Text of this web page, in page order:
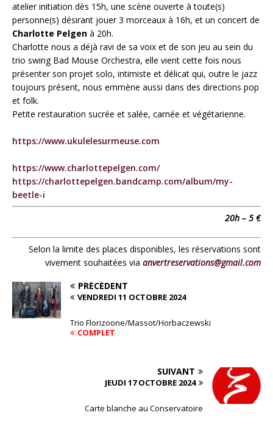
atelier initiation dès 15h, une scène ouverte à toute(s)
personne(s) désirant jouer 3 morceaux à 16h, et un concert de
Charlotte Pelgen à 20h.
Charlotte nous a déjà ravi de sa voix et de son jeu au sein du
trio swing Bad Mouse Orchestra, elle vient cette fois nous
présenter son projet solo, intimiste et délicat qui, outre le jazz
toujours présent, nous emmène aussi dans des directions pop
et folk.
Petite restauration sucrée et salée, carnée et végétarienne.
https://www.ukulelesurmeuse.com
https://www.charlottepelgen.com/
https://charlottepelgen.bandcamp.com/album/my-
beetle-i
20h – 5 €
Selon la limite des places disponibles, les réservations sont
vivement souhaitées via anvertreservations@gmail.com
PRÉCÉDENT
VENDREDI 11 OCTOBRE 2024
Trio Florizoone/Massot/Horbaczewski
COMPLET
SUIVANT
JEUDI 17 OCTOBRE 2024
Carte blanche au Conservatoire